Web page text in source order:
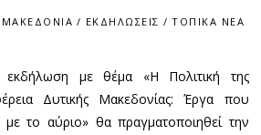
ΜΑΚΕΔΟΝΊΑ / ΕΚΔΗΛΏΣΕΙΣ / ΤΟΠΙΚΆ ΝΈΑ
εκδήλωση με θέμα «Η Πολιτική της
Δυτικής Μακεδονίας: Έργα που
το αύριο» θα πραγματοποιηθεί την